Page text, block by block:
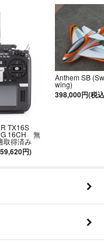
TX16S
16CH 無
得済み
円)
Anthem SB
wing)
398,000円(税